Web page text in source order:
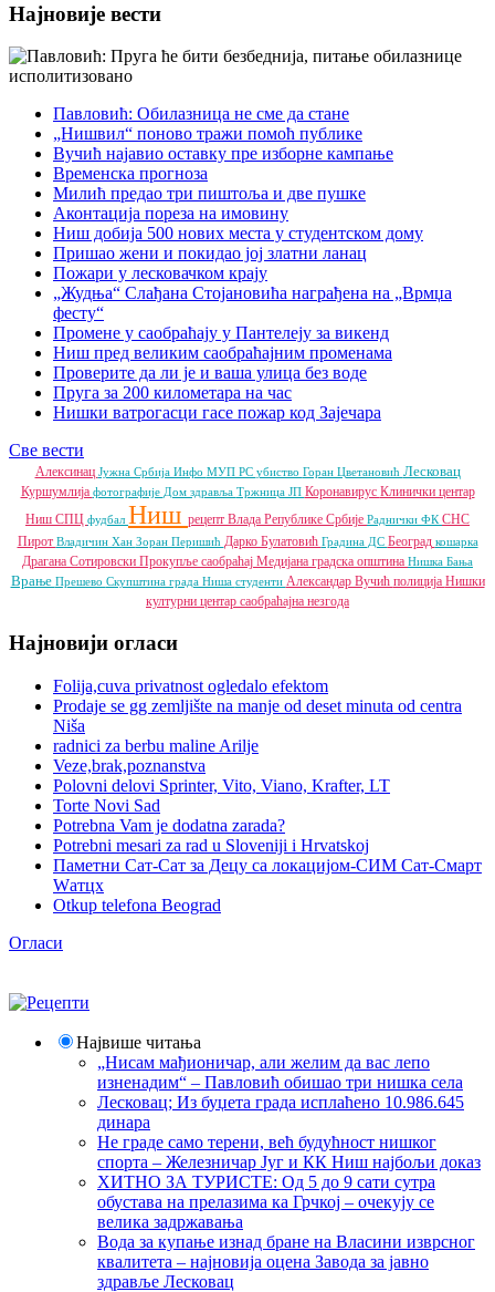
Најновије вести
Павловић: Обилазница не сме да стане
„Нишвил“ поново тражи помоћ публике
Вучић најавио оставку пре изборне кампање
Временска прогноза
Милић предао три пиштоља и две пушке
Аконтација пореза на имовину
Ниш добија 500 нових места у студентском дому
Пришао жени и покидао јој златни ланац
Пожари у лесковачком крају
„Жудња“ Слађана Стојановића награђена на „Врмџа
фесту“
Промене у саобраћају у Пантелеју за викенд
Ниш пред великим саобраћајним променама
Проверите да ли је и ваша улица без воде
Пруга за 200 километара на час
Нишки ватрогасци гасе пожар код Зајечара
Све вести
Алексинац Јужна Србија Инфо МУП РС убиство Горан Цветановић Лесковац
Куршумлија фотографије Дом здравља Тржница ЈП Коронавирус Клинички центар
Ниш СПЦ фудбал Ниш рецепт Влада Републике Србије Раднички ФК СНС
Пирот Владичин Хан Зоран Перишић Дарко Булатовић Градина ДС Београд кошарка
Драгана Сотировски Прокупље саобраћај Медијана градска општина Нишка Бања
Врање Прешево Скупштина града Ниша студенти Александар Вучић полиција Нишки
културни центар саобраћајна незгода
Најновији огласи
Folija,cuva privatnost ogledalo efektom
Prodaje se gg zemljište na manje od deset minuta od centra
Niša
radnici za berbu maline Arilje
Veze,brak,poznanstva
Polovni delovi Sprinter, Vito, Viano, Krafter, LT
Torte Novi Sad
Potrebna Vam je dodatna zarada?
Potrebni mesari za rad u Sloveniji i Hrvatskoj
Паметни Сат-Сат за Децу са локацијом-СИМ Сат-Смарт
Wатцх
Otkup telefona Beograd
Огласи
Највише читања
„Нисам мађионичар, али желим да вас лепо
изненадим“ – Павловић обишао три нишка села
Лесковац; Из буџета града исплаћено 10.986.645
динара
Не граде само терени, већ будућност нишког
спорта – Железничар Југ и КК Ниш најбољи доказ
ХИТНО ЗА ТУРИСТЕ: Од 5 до 9 сати сутра
обустава на прелазима ка Грчкој – очекују се
велика задржавања
Вода за купање изнад бране на Власини изврсног
квалитета – најновија оцена Завода за јавно
здравље Лесковац